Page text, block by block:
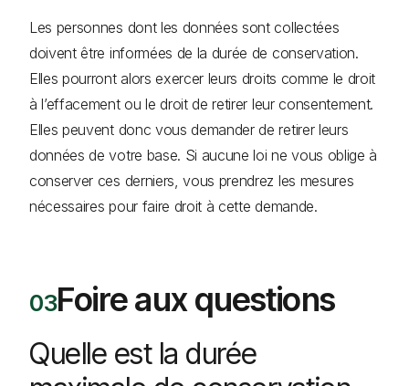
Les personnes dont les données sont collectées
doivent être informées de la durée de conservation.
Elles pourront alors exercer leurs droits comme le droit
à l’effacement ou le droit de retirer leur consentement.
Elles peuvent donc vous demander de retirer leurs
données de votre base. Si aucune loi ne vous oblige à
conserver ces derniers, vous prendrez les mesures
nécessaires pour faire droit à cette demande.
Foire aux questions
Quelle est la durée